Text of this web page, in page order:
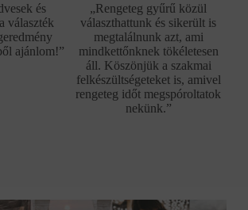
és
választék
ajánlom!”
„Rengeteg gyűrű közül
választhattunk és sikerült is
megtalálnunk azt, ami
mindkettőnknek tökéletesen
áll. Köszönjük a szakmai
felkészültségeteket is, amivel
rengeteg időt megspóroltatok
nekünk.”